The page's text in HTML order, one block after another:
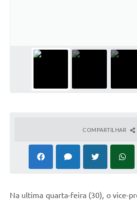
COMPARTILHAR
Na ultima quarta-feira (30), o vice-